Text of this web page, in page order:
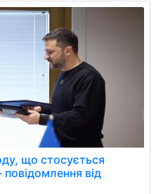
що стосується
повідомлення від